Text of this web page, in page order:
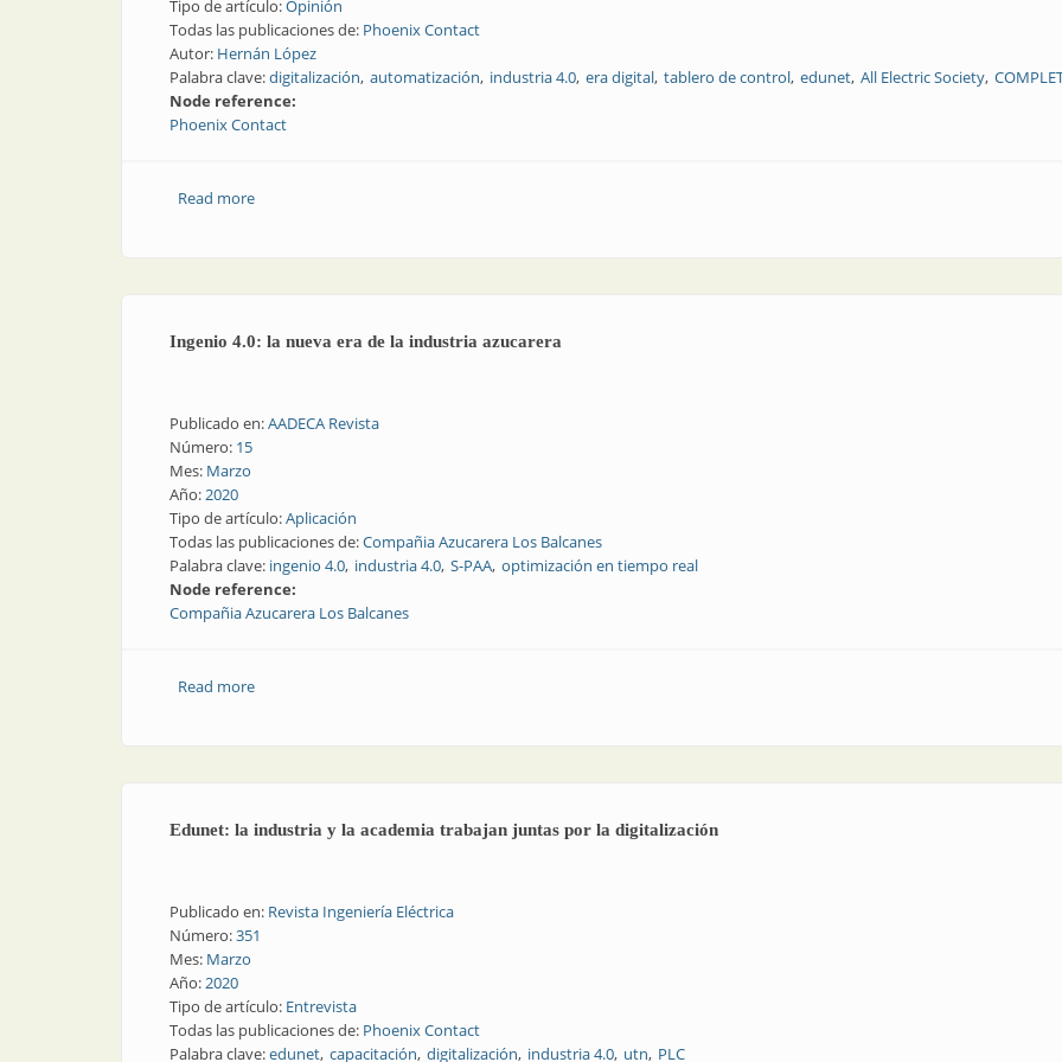
Tipo de artículo:Opinión
Todas las publicaciones de: Phoenix Contact
Autor: Hernán López
Palabra clave:digitalización automatización industria 4.0 era digital tablero de control edunet All Electric Society
Node reference:
Phoenix Contact
Read moreabout Tres pilares, tres propuestas de digitalización
Ingenio 4.0: la nueva era de la industria azucarera
Publicado en:AADECA Revista
Número: 15
Mes: Marzo
Año:2020
Tipo de artículo:Aplicación
Todas las publicaciones de:Compañia Azucarera Los Balcanes
Palabra clave: ingenio 4.0 industria 4.0 S-PAA optimización en tiempo real
Node reference:
Compañia Azucarera Los Balcanes
Read moreabout Ingenio 4.0: la nueva era de la industria azucarera
Edunet: la industria y la academia trabajan juntas por la digitalización
Publicado en: Revista Ingeniería Eléctrica
Número:351
Mes: Marzo
Año:2020
Tipo de artículo: Entrevista
Todas las publicaciones de: Phoenix Contact
Palabra clave:edunet capacitación digitalización industria 4.0 utn PLC